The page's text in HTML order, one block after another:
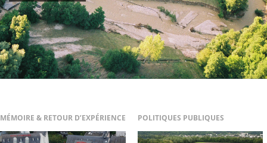
MÉMOIRE & RETOUR D’EXPÉRIENCE POLITIQUES PUBLIQUES